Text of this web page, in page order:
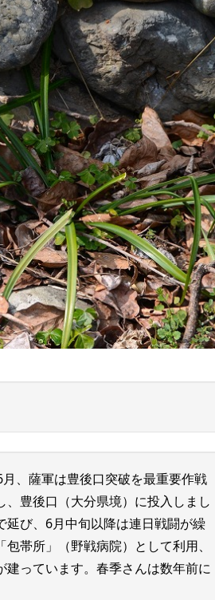
、薩軍は豊後口突破を最重要作戦
豊後口（大分県境）に投入しまし
び、6月中旬以降は連日戦闘が繰
帯所」（野戦病院）として利用、
っています。春季さんは数年前に